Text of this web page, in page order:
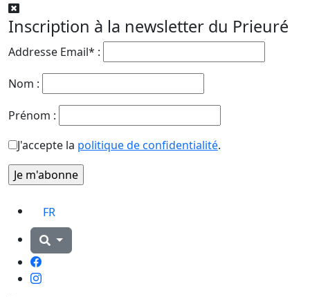
Inscription à la newsletter du Prieuré
Addresse Email* :
Nom :
Prénom :
J'accepte la politique de confidentialité.
FR
Facebook
Instagram